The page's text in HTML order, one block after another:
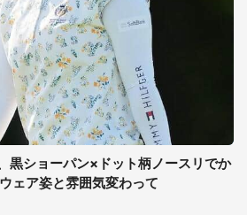
黒ショーパン×ドット柄ノースリでか
ェア姿と雰囲気変わって